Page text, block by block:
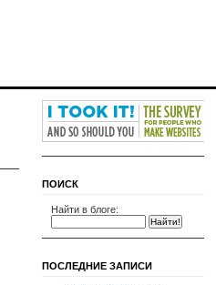
ПОИСК
Найти в блоге:
ПОСЛЕДНИЕ ЗАПИСИ